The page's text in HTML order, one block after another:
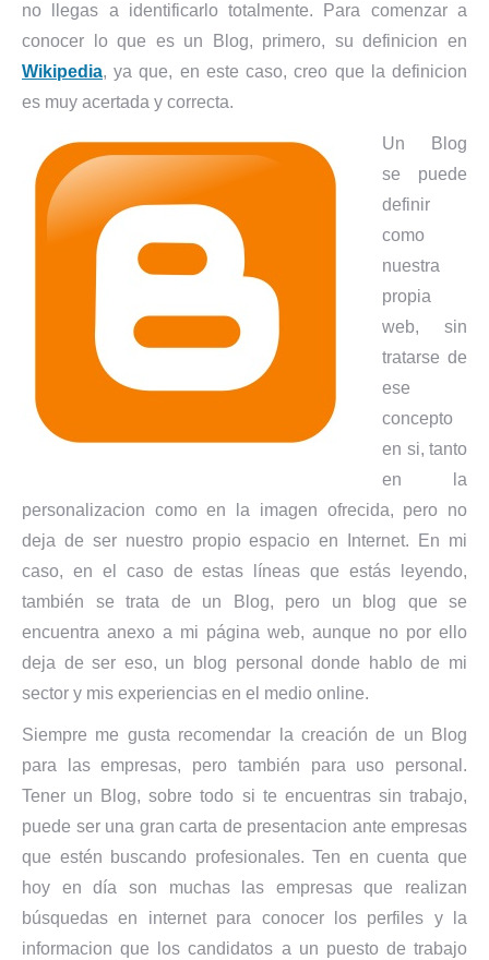
no llegas a identificarlo totalmente. Para comenzar a
conocer lo que es un Blog, primero, su definicion en
Wikipedia, ya que, en este caso, creo que la definicion
es muy acertada y correcta.
Un Blog
se puede
definir
como
nuestra
propia
web, sin
tratarse de
ese
concepto
en si, tanto
en la
personalizacion como en la imagen ofrecida, pero no
deja de ser nuestro propio espacio en Internet. En mi
caso, en el caso de estas líneas que estás leyendo,
también se trata de un Blog, pero un blog que se
encuentra anexo a mi página web, aunque no por ello
deja de ser eso, un blog personal donde hablo de mi
sector y mis experiencias en el medio online.
Siempre me gusta recomendar la creación de un Blog
para las empresas, pero también para uso personal.
Tener un Blog, sobre todo si te encuentras sin trabajo,
puede ser una gran carta de presentacion ante empresas
que estén buscando profesionales. Ten en cuenta que
hoy en día son muchas las empresas que realizan
búsquedas en internet para conocer los perfiles y la
informacion que los candidatos a un puesto de trabajo